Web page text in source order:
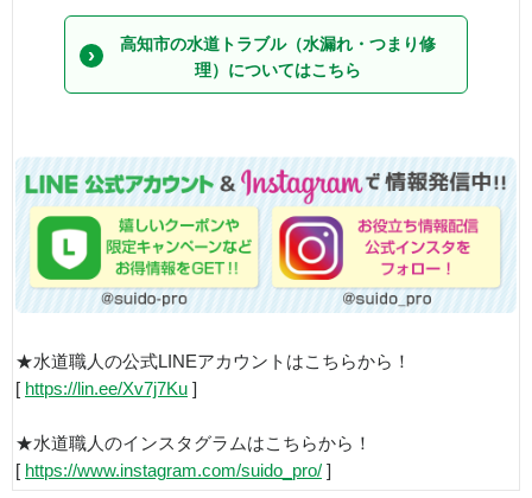
高知市の水道トラブル（水漏れ・つまり修
理）についてはこちら
★水道職人の公式LINEアカウントはこちらから！
[ https://lin.ee/Xv7j7Ku ]
★水道職人のインスタグラムはこちらから！
[ https://www.instagram.com/suido_pro/ ]